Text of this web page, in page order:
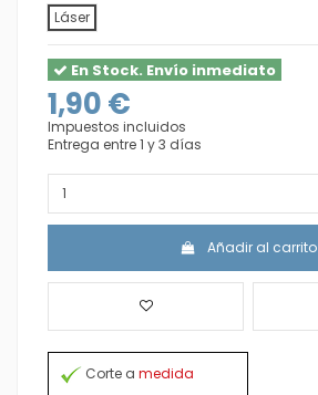
Láser
En Stock. Envío inmediato
1,90 €
Impuestos incluidos
Entrega entre 1 y 3 días
Añadir al carrito
Corte a medida